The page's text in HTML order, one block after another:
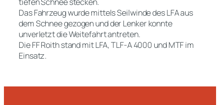
Das Fahrzeug wurde mittels Seilwinde des LFA aus
dem Schnee gezogen und der Lenker konnte
unverletzt die Weitefahrt antreten.
Die FF Roith stand mit LFA, TLF-A 4000 und MTF im
Einsatz.